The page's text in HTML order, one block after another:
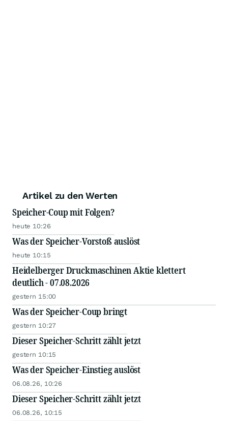
Artikel zu den Werten
Speicher-Coup mit Folgen?
heute 10:26
Was der Speicher-Vorstoß auslöst
heute 10:15
Heidelberger Druckmaschinen Aktie klettert
deutlich - 07.08.2026
gestern 15:00
Was der Speicher-Coup bringt
gestern 10:27
Dieser Speicher-Schritt zählt jetzt
gestern 10:15
Was der Speicher-Einstieg auslöst
06.08.26, 10:26
Dieser Speicher-Schritt zählt jetzt
06.08.26, 10:15